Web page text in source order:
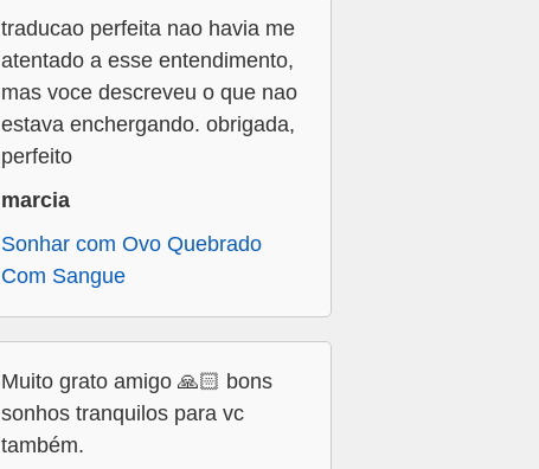
traducao perfeita nao havia me
atentado a esse entendimento,
mas voce descreveu o que nao
estava enchergando. obrigada,
perfeito
marcia
Sonhar com Ovo Quebrado
Com Sangue
Muito grato amigo 🙏🏻 bons
sonhos tranquilos para vc
também.